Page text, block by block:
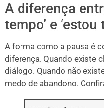
A diferença
tempo’ e
A forma como a pausa é
diferença. Quando existe
diálogo. Quando não
medo de abandono.